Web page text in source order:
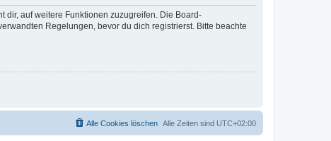
dir, auf weitere Funktionen zuzugreifen. Die Board-
Regelungen, bevor du dich registrierst. Bitte beachte
Alle Zeiten sind UTC+02:00
Alle Cookies löschen